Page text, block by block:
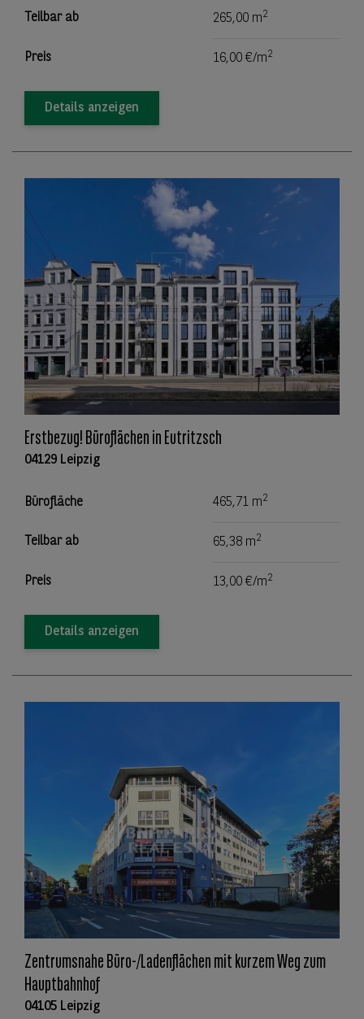
Teilbar ab 265,00 m2
Preis 16,00 €/m2
Details anzeigen
Erstbezug! Büroflächen in Eutritzsch
04129 Leipzig
Bürofläche 465,71 m2
Teilbar ab 65,38 m2
Preis 13,00 €/m2
Details anzeigen
Zentrumsnahe Büro-/Ladenflächen mit kurzem Weg zum
Hauptbahnhof
04105 Leipzig